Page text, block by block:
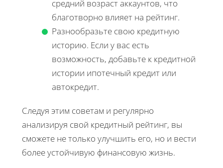
средний возраст аккаунтов, что
благотворно влияет на рейтинг.
Разнообразьте свою кредитную
историю. Если у вас есть
возможность, добавьте к кредитной
истории ипотечный кредит или
автокредит.
Следуя этим советам и регулярно
анализируя свой кредитный рейтинг, вы
сможете не только улучшить его, но и вести
более устойчивую финансовую жизнь.